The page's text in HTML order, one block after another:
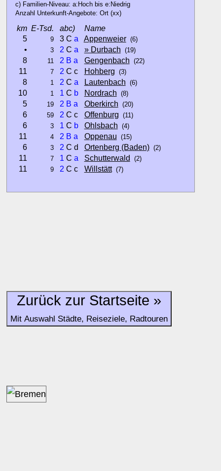
c) Familien-Niveau: a:Hoch bis e:Niedrig
Anzahl Unterkunft-Angebote: Ort (xx)
km E-Tsd. abc)
Name
5
9 3 C a Appenweier (6)
• 3 2 C a » Durbach (19)
8 11 2 B a Gengenbach (22)
11 7 2 C c Hohberg (3)
8 1 2 C a Lautenbach (6)
10 1 1 C b Nordrach (8)
5 19 2 B a Oberkirch (20)
6 59 2 C c Offenburg (11)
6 3 1 C b Ohlsbach (4)
11 4 2 B a Oppenau (15)
6 3 2 C d Ortenberg (Baden) (2)
11 7 1 C a Schutterwald (2)
11 9 2 C c Willstätt (7)
Bewertungen zurzeit noch ohne Lage-Bewertung.
Zurück zur Startseite »
Mit Auswahl Städte, Reiseziele, Radtouren